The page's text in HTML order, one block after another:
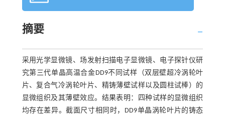
摘要
采用光学显微镜、场发射扫描电子显微镜、电子探针仪研
究第三代单晶高温合金DD9不同试样（双层壁超冷涡轮叶
片、复合气冷涡轮叶片、精铸薄壁试样以及圆柱试棒）的
显微组织及其薄壁效应。结果表明：四种试样的显微组织
均存在差异。截面尺寸相同时，DD9单晶涡轮叶片的铸态